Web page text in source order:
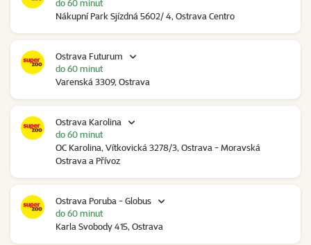
Nákupní Park Sjízdná 5602/ 4, Ostrava Centro
do 60 minut
Ostrava Futurum
Varenská 3309, Ostrava
do 60 minut
Ostrava Karolina
OC Karolina, Vítkovická 3278/3, Ostrava - Moravská
Ostrava a Přívoz
do 60 minut
Ostrava Poruba - Globus
Karla Svobody 415, Ostrava
do 60 minut